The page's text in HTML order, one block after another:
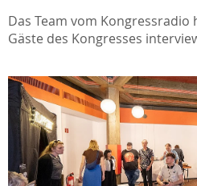
Das Team vom
Gäste des Kongresses